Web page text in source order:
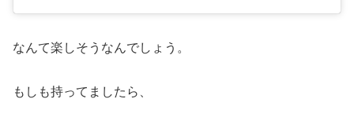
なんて楽しそうなんでしょう。
もしも持ってましたら、